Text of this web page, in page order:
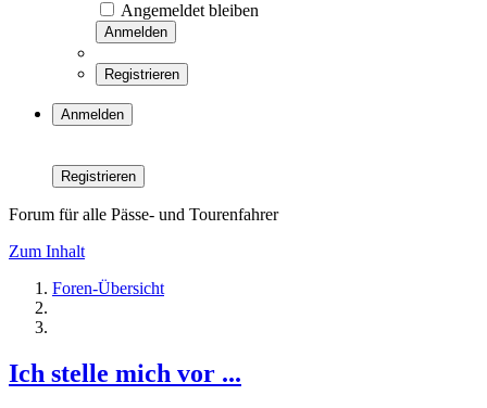
Angemeldet bleiben
Anmelden
Registrieren
Anmelden
Registrieren
Forum für alle Pässe- und Tourenfahrer
Zum Inhalt
Foren-Übersicht
Ich stelle mich vor ...